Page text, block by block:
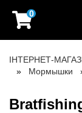
0
ІНТЕРНЕТ-
Мормышки